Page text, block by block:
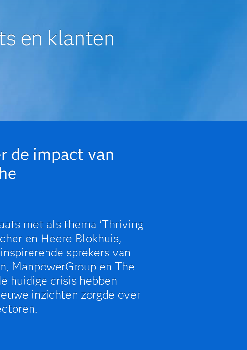
en klanten
de impact van
met als thema ‘Thriving
en Heere Blokhuis,
sprekers van
ManpowerGroup en The
huidige crisis hebben
inzichten zorgde over